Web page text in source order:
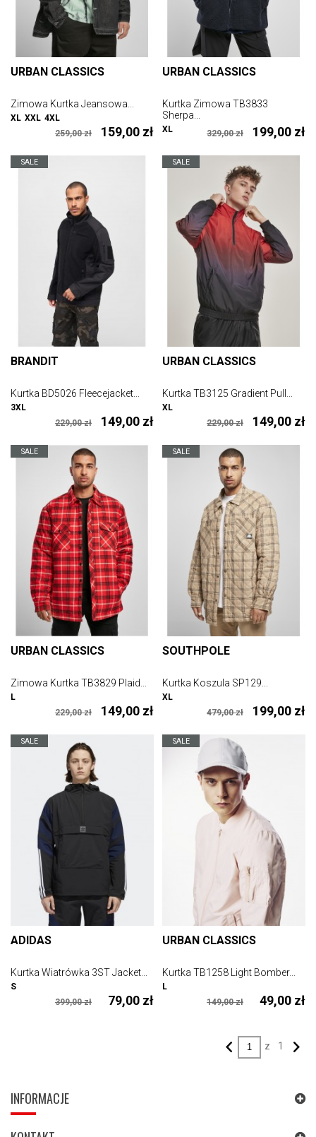
URBAN CLASSICS
Zimowa Kurtka Jeansowa...
159,00 zł
259,00 zł
XL XXL 4XL
URBAN CLASSICS
Kurtka Zimowa TB3833
Sherpa...
199,00 zł
329,00 zł
XL
SALE
BRANDIT
Kurtka BD5026 Fleecejacket...
149,00 zł
229,00 zł
3XL
SALE
URBAN CLASSICS
Kurtka TB3125 Gradient Pull...
149,00 zł
229,00 zł
XL
SALE
URBAN CLASSICS
Zimowa Kurtka TB3829 Plaid...
149,00 zł
229,00 zł
L
SALE
SOUTHPOLE
Kurtka Koszula SP129...
199,00 zł
479,00 zł
XL
SALE
ADIDAS
Kurtka Wiatrówka 3ST Jacket...
79,00 zł
399,00 zł
S
SALE
URBAN CLASSICS
Kurtka TB1258 Light Bomber...
49,00 zł
149,00 zł
L
z 1
INFORMACJE